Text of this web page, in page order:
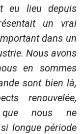
eu lieu depuis
un vrai
dans un
Nous avons
en sommes
sont bien là,
renouvelée,
que nous ne
longue période